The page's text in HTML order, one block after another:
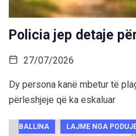
Policia jep detaje
27/07/2026
Dy persona kanë mbetur të
përleshjeje që ka eskaluar
BALLINA LAJME NGA